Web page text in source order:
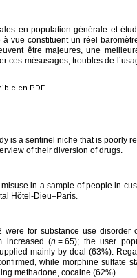
en population générale et
vue constituent un réel
être majeures, une
ces mésusages, troubles de
en PDF.
is a sentinel niche that is poorly
of their diversion of drugs.
in a sample of people in
Hôtel-Dieu–Paris.
were for substance use
increased (n = 65); the user
mainly by deal (63%).
while morphine sulfate
methadone, cocaine (62%).